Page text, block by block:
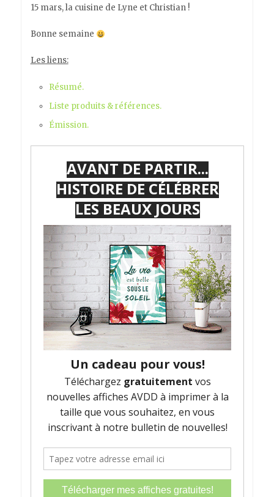
15 mars, la cuisine de Lyne et Christian !
Bonne semaine
Les liens:
Résumé.
Liste produits & références.
Émission.